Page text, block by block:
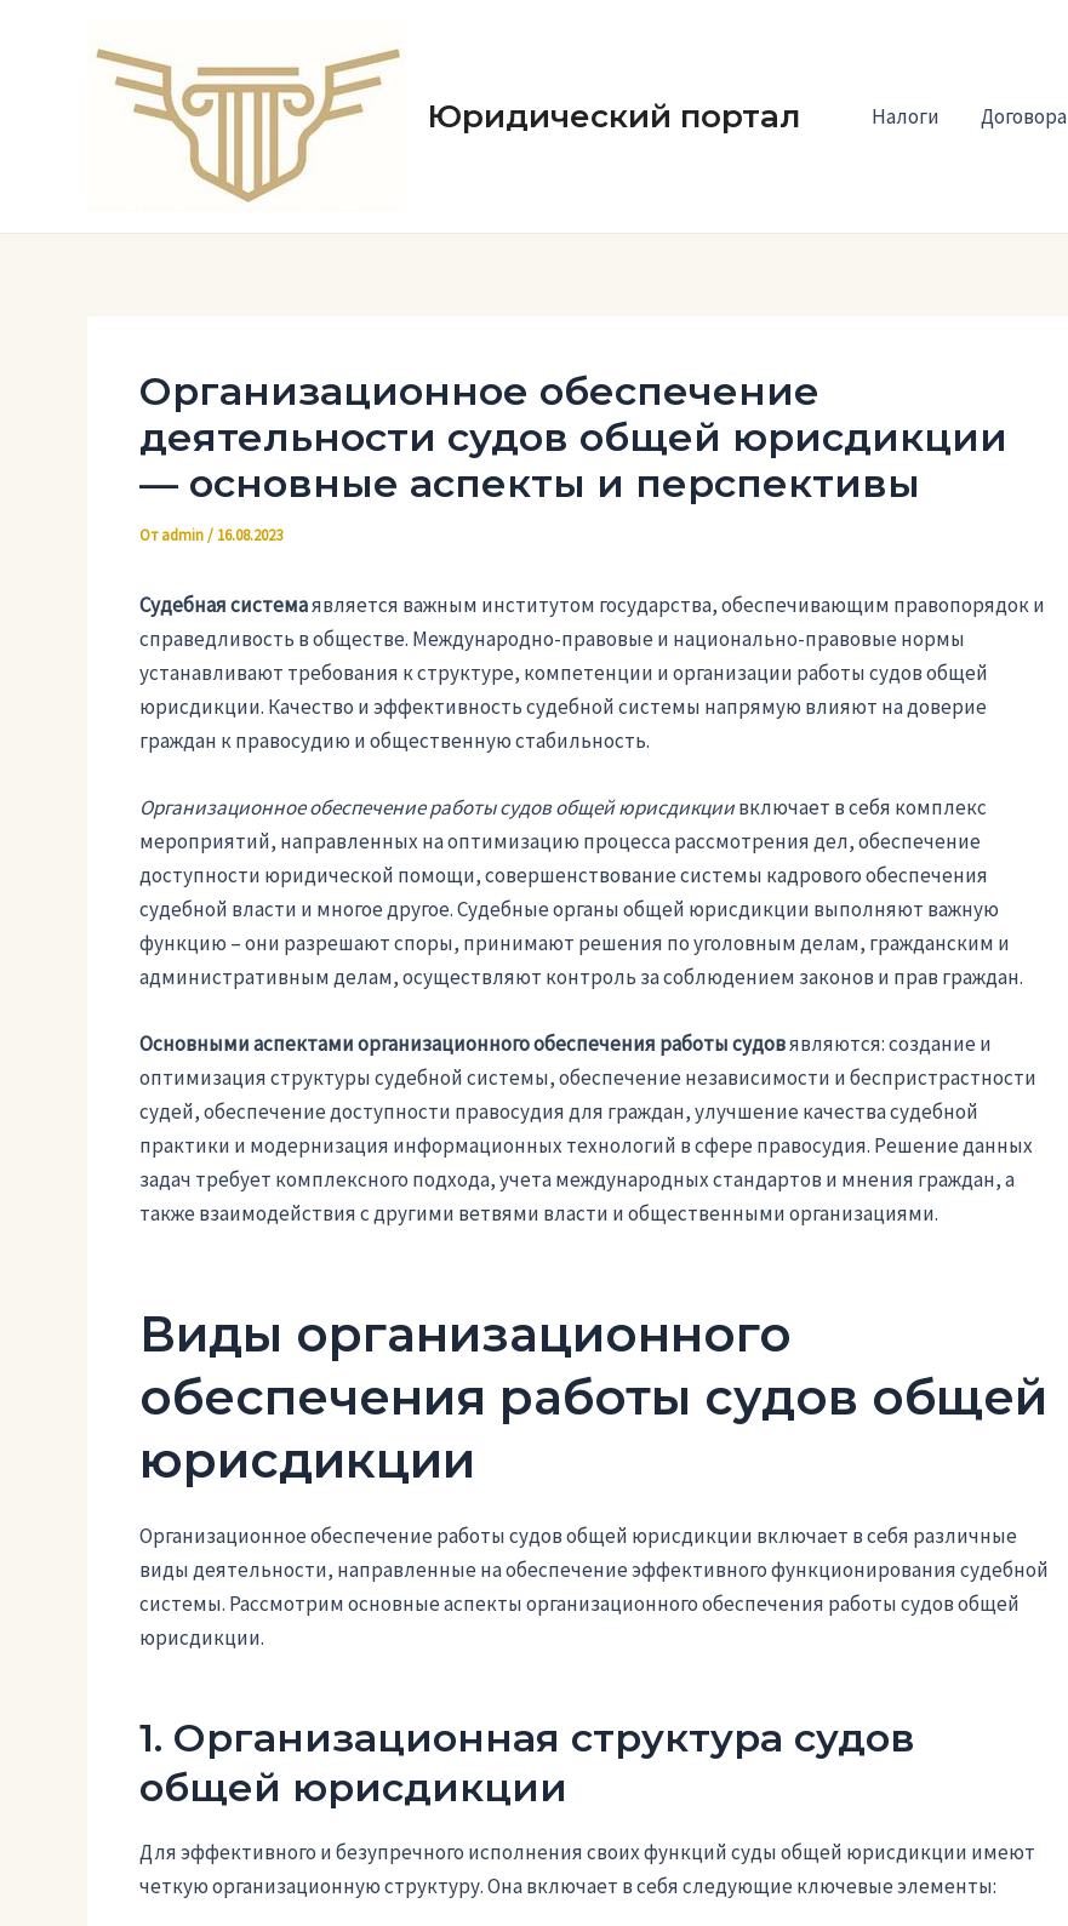
содержимому
Юридический портал Налоги Договора
Организационное обеспечение
деятельности судов общей юрисдикции
— основные аспекты и перспективы
Отadmin/ 16.08.2023
Судебная системаявляется важным институтом государства, обеспечивающим правопорядок и
справедливость в обществе. Международно-правовые и национально-правовые нормы
устанавливают требования к структуре, компетенции и организации работы судов общей
юрисдикции. Качество и эффективность судебной системы напрямую влияют на доверие
граждан к правосудию и общественную стабильность.
Организационное обеспечение работы судов общей юрисдикциивключает в себя комплекс
мероприятий, направленных на оптимизацию процесса рассмотрения дел, обеспечение
доступности юридической помощи, совершенствование системы кадрового обеспечения
судебной власти и многое другое. Судебные органы общей юрисдикции выполняют важную
функцию – они разрешают споры, принимают решения по уголовным делам, гражданским и
административным делам, осуществляют контроль за соблюдением законов и прав граждан.
Основными аспектами организационного обеспечения работы судовявляются: создание и
оптимизация структуры судебной системы, обеспечение независимости и беспристрастности
судей, обеспечение доступности правосудия для граждан, улучшение качества судебной
практики и модернизация информационных технологий в сфере правосудия. Решение данных
задач требует комплексного подхода, учета международных стандартов и мнения граждан, а
также взаимодействия с другими ветвями власти и общественными организациями.
Виды организационного
обеспечения работы судов общей
юрисдикции
Организационное обеспечение работы судов общей юрисдикции включает в себя различные
виды деятельности, направленные на обеспечение эффективного функционирования судебной
системы. Рассмотрим основные аспекты организационного обеспечения работы судов общей
юрисдикции.
1. Организационная структура судов
общей юрисдикции
Для эффективного и безупречного исполнения своих функций суды общей юрисдикции имеют
четкую организационную структуру. Она включает в себя следующие ключевые элементы: